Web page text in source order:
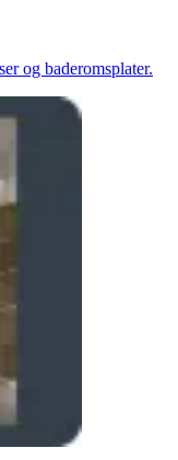
og baderomsplater.